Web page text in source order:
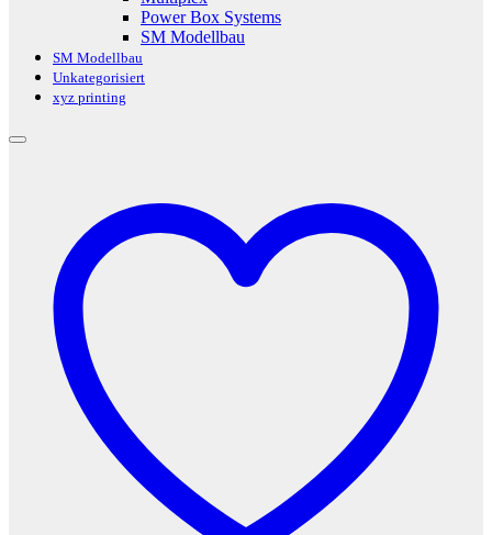
Power Box Systems
SM Modellbau
SM Modellbau
Unkategorisiert
xyz printing